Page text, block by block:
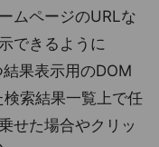
ムページのURLな
できるように
果表示用のDOM
索結果一覧上で任
せた場合やクリッ